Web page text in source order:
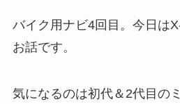
バイク用ナビ4回目。今日は
お話です。
気になるのは初代＆2代目の